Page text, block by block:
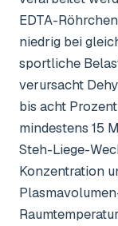
EDTA-
niedrig bei
sportliche
verursacht
bis acht
mindestens 15
Steh-Liege-
Konzentration